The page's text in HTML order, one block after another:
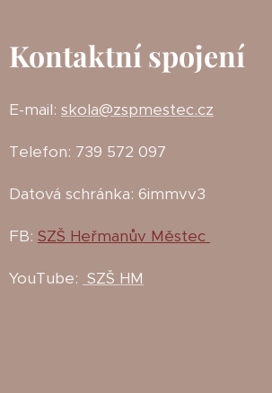
Kontaktní spojení
E-mail: skola@zspmestec.cz
Telefon: 739 572 097
Datová schránka: 6immvv3
FB: SZŠ Heřmanův Městec
YouTube: SZŠ HM